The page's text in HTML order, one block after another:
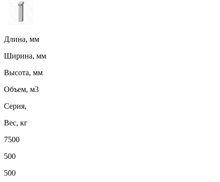
Длина, мм
Ширина, мм
Высота, мм
Объем, м3
Серия,
Вес, кг
7500
500
500